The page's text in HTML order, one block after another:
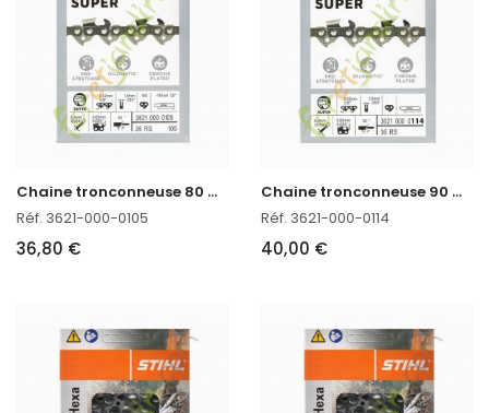
C
haine tronconneuse 80 CM Stihl 3621-000-0105
Réf. 3621-000-0105
36,80 €
C
haine tronconneuse 90 CM Stihl 3621-000-0114
Réf. 3621-000-0114
40,00 €